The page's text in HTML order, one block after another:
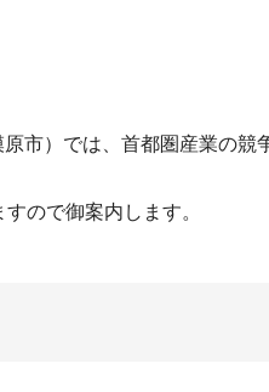
市）では、首都圏産業の競
ので御案内します。